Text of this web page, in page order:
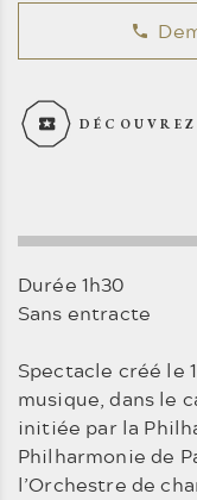
Durée 1h30
Sans entracte
Spectacle créé le
musique, dans le
initiée par la
Philharmonie de
l’Orchestre de